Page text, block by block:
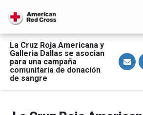
La Cruz Roja Americana y
Galleria Dallas se asocian
para una campaña
comunitaria de donación
de sangre
S
h
a
v